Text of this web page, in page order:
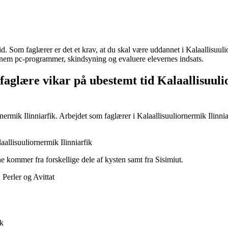
Som faglærer er det et krav, at du skal være uddannet i
pc-programmer, skindsyning og evaluere elevernes indsats.
vikar på ubestemt tid
Ilinniarfik. Arbejdet som faglærer i Kalaallisuuliornermik
Ilinniarfik
fra forskellige dele af kysten samt fra Sisimiut.
og Avittat